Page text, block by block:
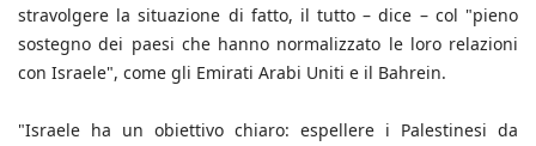
stravolgere la situazione di fatto, il tutto – dice – col "pieno
sostegno dei paesi che hanno normalizzato le loro relazioni
con Israele", come gli Emirati Arabi Uniti e il Bahrein.
"Israele ha un obiettivo chiaro: espellere i Palestinesi da